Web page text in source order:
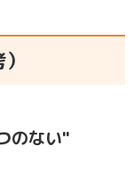
のない"